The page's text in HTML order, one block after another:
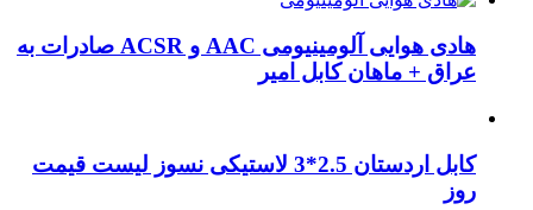
هادی هوایی آلومینیومی AAC و ACSR صادرات به
عراق + ماهان کابل امیر
کابل اردستان 2.5*3 لاستیکی نسوز لیست قیمت
روز